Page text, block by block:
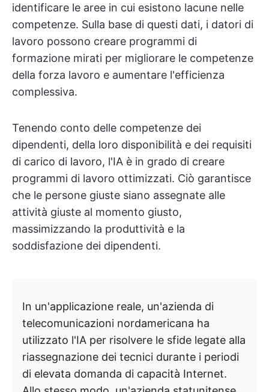
identificare le aree in cui esistono lacune nelle
competenze. Sulla base di questi dati, i datori di
lavoro possono creare programmi di
formazione mirati per migliorare le competenze
della forza lavoro e aumentare l'efficienza
complessiva.
Tenendo conto delle competenze dei
dipendenti, della loro disponibilità e dei requisiti
di carico di lavoro, l'IA è in grado di creare
programmi di lavoro ottimizzati. Ciò garantisce
che le persone giuste siano assegnate alle
attività giuste al momento giusto,
massimizzando la produttività e la
soddisfazione dei dipendenti.
In un'applicazione reale, un'azienda di
telecomunicazioni nordamericana ha
utilizzato l'IA per risolvere le sfide legate alla
riassegnazione dei tecnici durante i periodi
di elevata domanda di capacità Internet.